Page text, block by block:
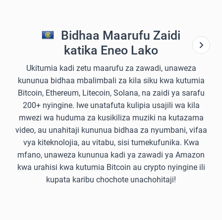
Bidhaa Maarufu Zaidi
katika Eneo Lako
Ukitumia kadi zetu maarufu za zawadi, unaweza
kununua bidhaa mbalimbali za kila siku kwa kutumia
Bitcoin, Ethereum, Litecoin, Solana, na zaidi ya sarafu
200+ nyingine. Iwe unatafuta kulipia usajili wa kila
mwezi wa huduma za kusikiliza muziki na kutazama
video, au unahitaji kununua bidhaa za nyumbani, vifaa
vya kiteknolojia, au vitabu, sisi tumekufunika. Kwa
mfano, unaweza kununua kadi ya zawadi ya Amazon
kwa urahisi kwa kutumia Bitcoin au crypto nyingine ili
kupata karibu chochote unachohitaji!